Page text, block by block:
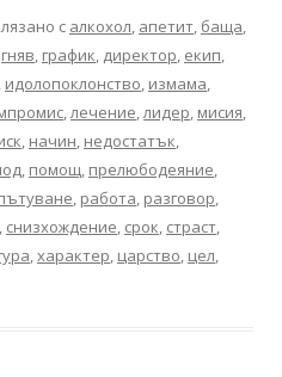
с алкохол, апетит, баща,
гняв, график, директор, екип,
, идолопоклонство, измама,
,лечение,лидер, мисия,
, начин, недостатък,
, помощ, прелюбодеяние,
, работа, разговор,
, снизхождение, срок, страст,
,характер, царство, цел,